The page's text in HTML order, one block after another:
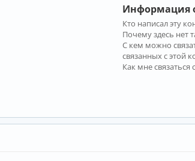
Информация
Кто написал эту
Почему здесь нет
С кем можно
связанных с этой
Как мне